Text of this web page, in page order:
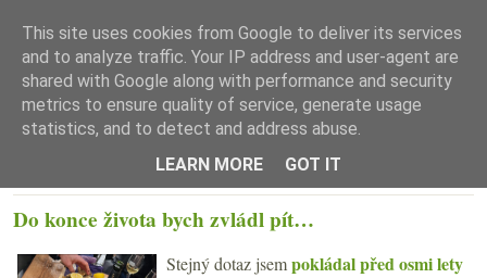
☰ Menu
Do konce života bych zvládl pít…
Stejný dotaz jsempokládal před osmi lety
This site uses cookies from Google to deliver its services
and to analyze traffic. Your IP address and user-agent are
shared with Google along with performance and security
metrics to ensure quality of service, generate usage
statistics, and to detect and address abuse.
LEARN MORE
GOT IT